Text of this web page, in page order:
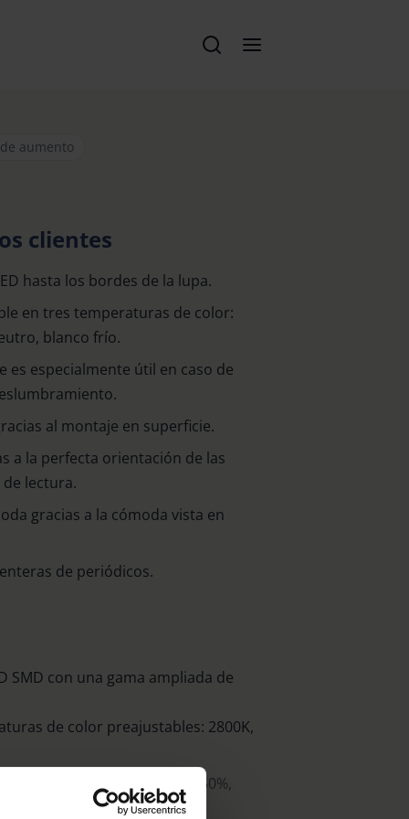
aumento
clientes
hasta los bordes de la lupa.
en tres temperaturas de color:
blanco frío.
es especialmente útil en caso de
al montaje en superficie.
a la perfecta orientación de las
lectura.
gracias a la cómoda vista en
de periódicos.
SMD con una gama ampliada de
de color preajustables: 2800K,
en tres niveles: 50%,